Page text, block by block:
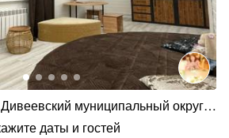
муниципальный округ,
ул., 14
даты и гостей